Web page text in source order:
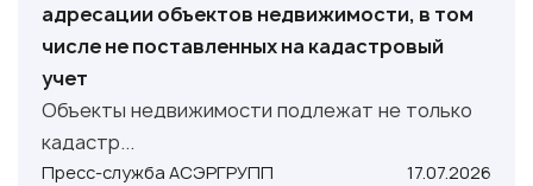
адресации объектов недвижимости, в том
числе не поставленных на кадастровый
учет
Объекты недвижимости подлежат не только
кадастр...
Пресс-служба АСЭРГРУПП
17.07.2026